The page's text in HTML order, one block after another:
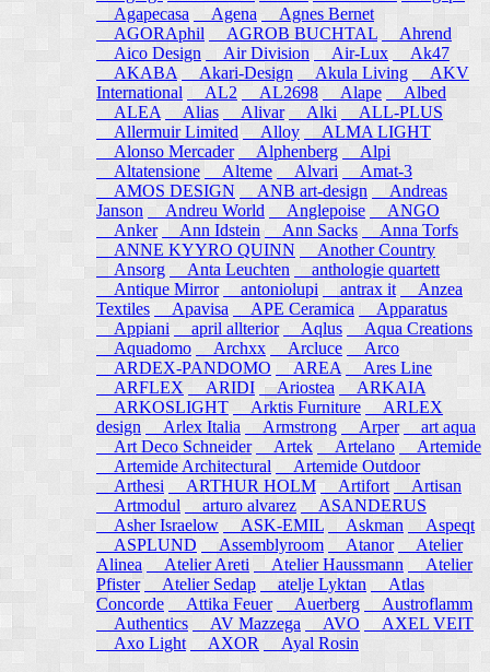
Agapecasa
Agena
Agnes Bernet
AGORAphil
AGROB BUCHTAL
Ahrend
Aico Design
Air Division Air-Lux
Ak47
AKABA
Akari-Design Akula Living
AKV
International
AL2 AL2698 Alape
Albed
ALEA
Alias Alivar Alki
ALL-PLUS
Allermuir Limited
Alloy
ALMA LIGHT
Alonso Mercader
Alphenberg
Alpi
Altatensione
Alteme Alvari
Amat-3
AMOS DESIGN
ANB art-design
Andreas
Janson
Andreu World Anglepoise
ANGO
Anker
Ann Idstein Ann Sacks
Anna Torfs
ANNE KYYRO QUINN
Another Country
Ansorg
Anta Leuchten
anthologie quartett
Antique Mirror
antoniolupi antrax it
Anzea
Textiles
Apavisa APE Ceramica
Apparatus
Appiani
april allterior Aqlus Aqua Creations
Aquadomo
Archxx Arcluce
Arco
ARDEX-PANDOMO
AREA
Ares Line
ARFLEX
ARIDI Ariostea
ARKAIA
ARKOSLIGHT
Arktis Furniture
ARLEX
design
Arlex Italia Armstrong Arper
art aqua
Art Deco Schneider
Artek Artelano
Artemide
Artemide Architectural
Artemide Outdoor
Arthesi
ARTHUR HOLM Artifort
Artisan
Artmodul
arturo alvarez
ASANDERUS
Asher Israelow
ASK-EMIL Askman
Aspeqt
ASPLUND
Assemblyroom Atanor
Atelier
Alinea
Atelier Areti Atelier Haussmann
Atelier
Pfister
Atelier Sedap atelje Lyktan
Atlas
Concorde
Attika Feuer Auerberg
Austroflamm
Authentics
AV Mazzega AVO
AXEL VEIT
Axo Light
AXOR Ayal Rosin